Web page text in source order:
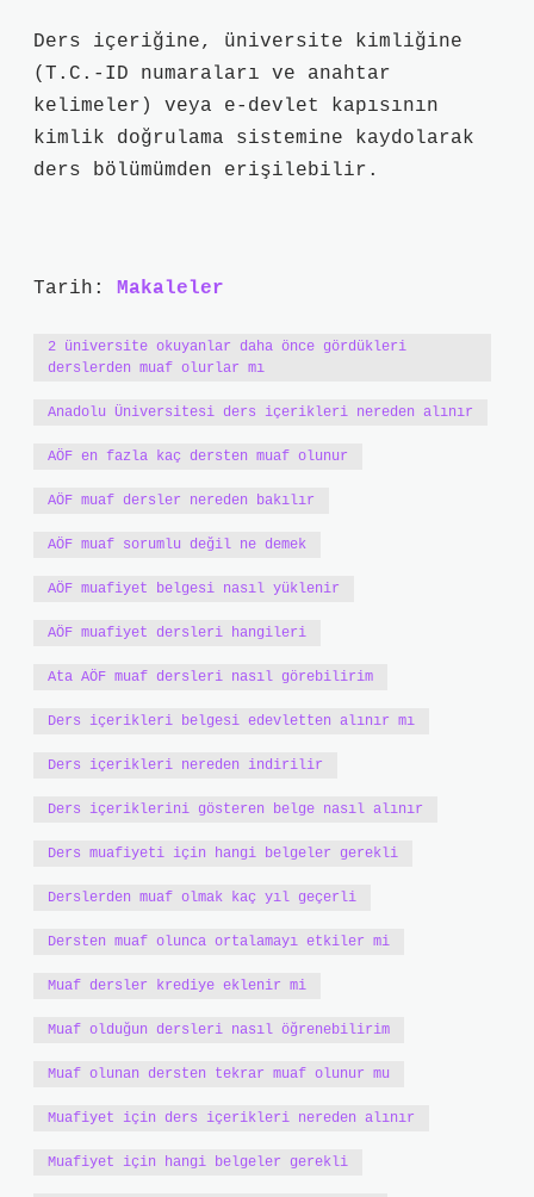
Ders içeriğine, üniversite kimliğine
(T.C.-ID numaraları ve anahtar
kelimeler) veya e-devlet kapısının
kimlik doğrulama sistemine kaydolarak
ders bölümümden erişilebilir.
Tarih: Makaleler
2 üniversite okuyanlar daha önce gördükleri
derslerden muaf olurlar mı
Anadolu Üniversitesi ders içerikleri nereden alınır
AÖF en fazla kaç dersten muaf olunur
AÖF muaf dersler nereden bakılır
AÖF muaf sorumlu değil ne demek
AÖF muafiyet belgesi nasıl yüklenir
AÖF muafiyet dersleri hangileri
Ata AÖF muaf dersleri nasıl görebilirim
Ders içerikleri belgesi edevletten alınır mı
Ders içerikleri nereden indirilir
Ders içeriklerini gösteren belge nasıl alınır
Ders muafiyeti için hangi belgeler gerekli
Derslerden muaf olmak kaç yıl geçerli
Dersten muaf olunca ortalamayı etkiler mi
Muaf dersler krediye eklenir mi
Muaf olduğun dersleri nasıl öğrenebilirim
Muaf olunan dersten tekrar muaf olunur mu
Muafiyet için ders içerikleri nereden alınır
Muafiyet için hangi belgeler gerekli